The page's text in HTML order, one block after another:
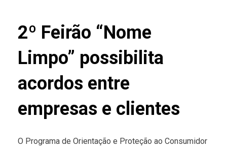
2º Feirão “Nome
Limpo” possibilita
acordos entre
empresas e clientes
O Programa de Orientação e Proteção ao Consumidor